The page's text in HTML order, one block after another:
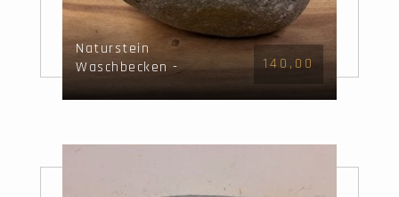
Naturstein
Waschbecken -
47x39x15cm - FL22671
140,00